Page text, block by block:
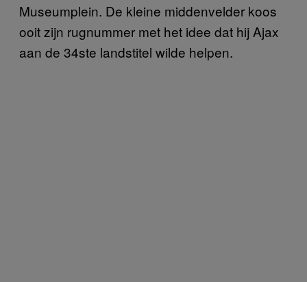
Museumplein. De kleine middenvelder koos
ooit zijn rugnummer met het idee dat hij Ajax
aan de 34ste landstitel wilde helpen.